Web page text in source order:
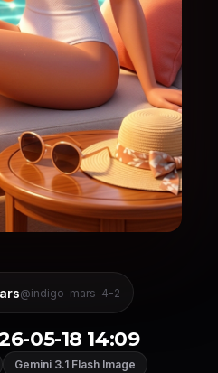
@indigo-mars-4-2
05-18 14:09
Gemini 3.1 Flash Image